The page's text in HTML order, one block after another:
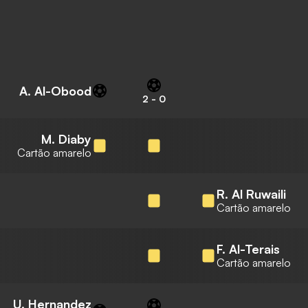
A. Al-Obood
2 - 0
M. Diaby
Cartão amarelo
R. Al Ruwaili
Cartão amarelo
F. Al-Terais
Cartão amarelo
U. Hernandez